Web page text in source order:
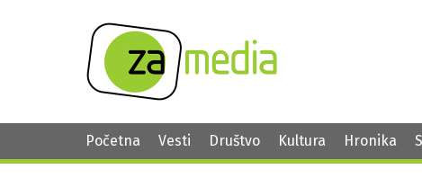
Početna Vesti Društvo Kultura Hronika